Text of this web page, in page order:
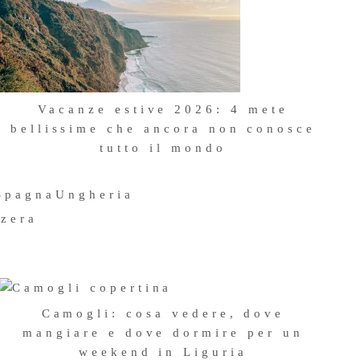
Vacanze estive 2026: 4 mete
bellissime che ancora non conosce
tutto il mondo
Ungheria
Camogli: cosa vedere, dove
mangiare e dove dormire per un
weekend in Liguria
Perito Moreno viaggio nella città di
ARGENTINA,
Quello che ho preferito
selvaggia, immensa, variegata,
ed essendo un’amante
dell’acqua non c’è da stupirsi